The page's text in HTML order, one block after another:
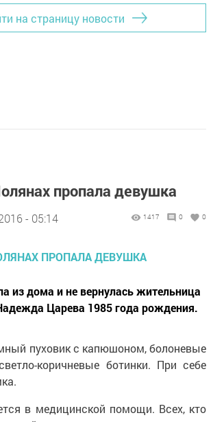
на страницу новости
пропала девушка
- 05:14 1417 0 0
из дома и не вернулась жительница
Царева 1985 года рождения.
пуховик с капюшоном, болоневые
коричневые ботинки. При себе
в медицинской помощи. Всех, кто